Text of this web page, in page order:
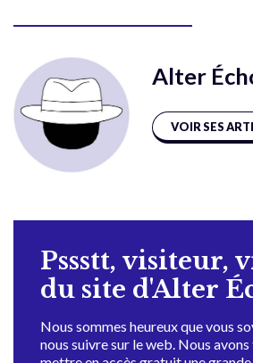
Alter
VOIR SES
Pssstt, visiteur,
du site d'Alter
Nous sommes heureux que vous
nous suivre sur le web. Nous